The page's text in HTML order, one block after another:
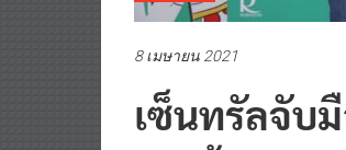
8 เมษายน 2021
เซ็นทรัลจับ